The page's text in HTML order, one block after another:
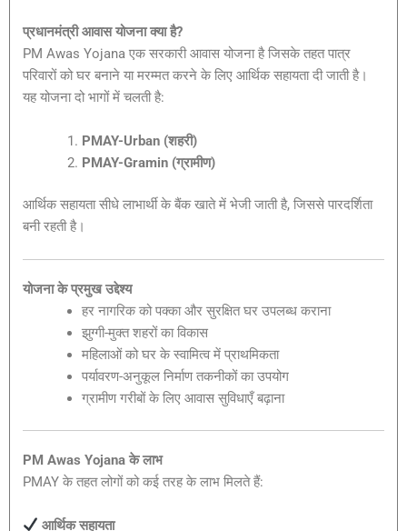
प्रधानमंत्री आवास योजना क्या है?
PM Awas Yojana एक सरकारी आवास योजना है जिसके तहत पात्र
परिवारों को घर बनाने या मरम्मत करने के लिए आर्थिक सहायता दी जाती है।
यह योजना दो भागों में चलती है:
PMAY-Urban (शहरी)
PMAY-Gramin (ग्रामीण)
आर्थिक सहायता सीधे लाभार्थी के बैंक खाते में भेजी जाती है, जिससे पारदर्शिता
बनी रहती है।
योजना के प्रमुख उद्देश्य
हर नागरिक को पक्का और सुरक्षित घर उपलब्ध कराना
झुग्गी-मुक्त शहरों का विकास
महिलाओं को घर के स्वामित्व में प्राथमिकता
पर्यावरण-अनुकूल निर्माण तकनीकों का उपयोग
ग्रामीण गरीबों के लिए आवास सुविधाएँ बढ़ाना
PM Awas Yojana के लाभ
PMAY के तहत लोगों को कई तरह के लाभ मिलते हैं:
आर्थिक सहायता